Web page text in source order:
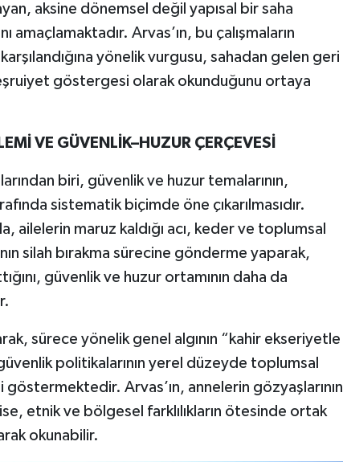
aksine dönemsel değil yapısal bir saha
amaçlamaktadır. Arvas’ın, bu çalışmaların
yönelik vurgusu, sahadan gelen geri
göstergesi olarak okunduğunu ortaya
VE GÜVENLİK–HUZUR ÇERÇEVESİ
biri, güvenlik ve huzur temalarının,
sistematik biçimde öne çıkarılmasıdır.
ailelerin maruz kaldığı acı, keder ve toplumsal
silah bırakma sürecine gönderme yaparak,
güvenlik ve huzur ortamının daha da
sürece yönelik genel algının “kahir ekseriyetle
politikalarının yerel düzeyde toplumsal
Arvas’ın, annelerin gözyaşlarının
etnik ve bölgesel farklılıkların ötesinde ortak
okunabilir.